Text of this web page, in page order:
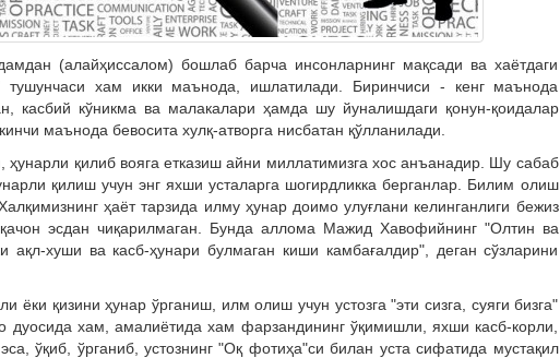
(алайҳиссалом) бошлаб барча инсонларнинг мақсади ва хаётдаги
тушунчаси хам икки маънода, ишлатилади. Биринчиси - кенг маънода
касбий кўникма ва малакалари ҳамда шу йуналишдаги қонун-қоидалар
маънода бевосита хулқ-атворга нисбатан қўлланилади.
қилиб вояга етказиш айни миллатимизга хос анъанадир. Шу сабаб
қилиш учун энг яхши усталарга шогирдликка берганлар. Билим олиш
ҳаёт тарзида илму ҳунар доимо улуғлани келинганлиги бежиз
эсдан чиқарилмаган. Бунда аллома Мажид Хавофийнинг "Олтин ва
хуши ва касб-ҳунари булмаган киши камбағалдир", деган сўзларини
ёки қизини ҳунар ўрганиш, илм олиш учун устозга "эти сизга, суяги бизга"
дуосида хам, амалиётида хам фарзандининг ўқимишли, яхши касб-корли,
ўқиб, ўрганиб, устознинг "Оқ фотиҳа"си билан уста сифатида мустақил